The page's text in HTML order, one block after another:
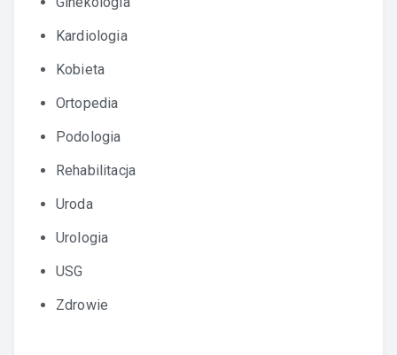
Kardiologia
Kobieta
Ortopedia
Podologia
Rehabilitacja
Uroda
Urologia
USG
Zdrowie